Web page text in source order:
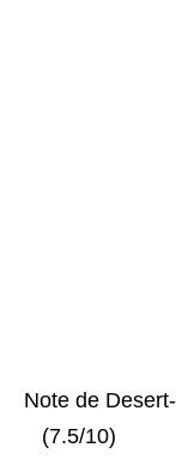
Note de
(7.5/10)